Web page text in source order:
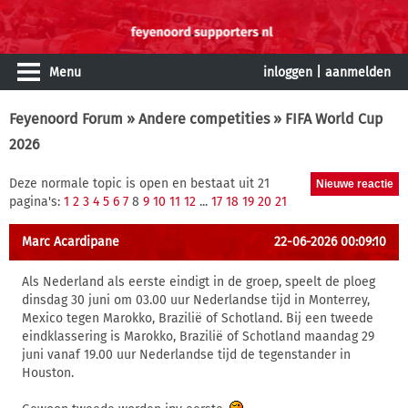
Menu inloggen aanmelden
Feyenoord Forum » Andere competities» FIFA World Cup
2026
Deze normale topic is open en bestaat uit 21
pagina's: 1 2 3 4 5 6 7 8 9 10 11 12 ... 17 18 19 20 21
Marc Acardipane 22-06-2026 00:09:10
Als Nederland als eerste eindigt in de groep, speelt de ploeg
dinsdag 30 juni om 03.00 uur Nederlandse tijd in Monterrey,
Mexico tegen Marokko, Brazilië of Schotland. Bij een tweede
eindklassering is Marokko, Brazilië of Schotland maandag 29
juni vanaf 19.00 uur Nederlandse tijd de tegenstander in
Houston.